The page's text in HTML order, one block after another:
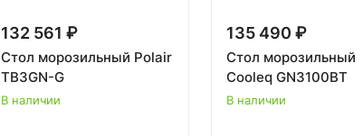
132 561 ₽
Стол морозильный Polair
TB3GN-G
В наличии
135 490 ₽
Стол морозильный
Cooleq GN3100BT
В наличии